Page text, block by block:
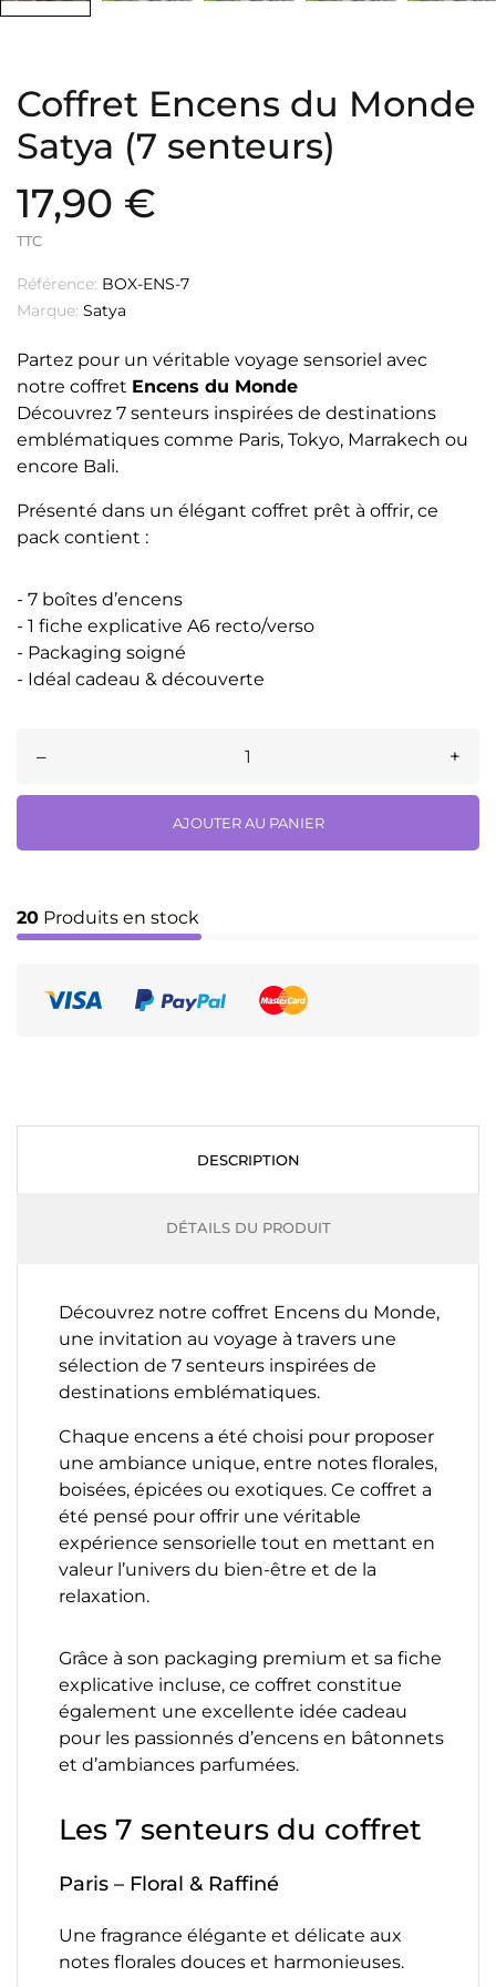
Coffret Encens du Monde
Satya (7 senteurs)
17,90 €
TTC
Référence: BOX-ENS-7
Marque: Satya
Partez pour un véritable voyage sensoriel avec
notre coffret Encens du Monde
Découvrez 7 senteurs inspirées de destinations
emblématiques comme Paris, Tokyo, Marrakech ou
encore Bali.
Présenté dans un élégant coffret prêt à offrir, ce
pack contient :
- 7 boîtes d’encens
- 1 fiche explicative A6 recto/verso
- Packaging soigné
- Idéal cadeau & découverte
– +
AJOUTER AU PANIER
20 Produits en stock
DESCRIPTION
DÉTAILS DU PRODUIT
Découvrez notre coffret Encens du Monde,
une invitation au voyage à travers une
sélection de 7 senteurs inspirées de
destinations emblématiques.
Chaque encens a été choisi pour proposer
une ambiance unique, entre notes florales,
boisées, épicées ou exotiques. Ce coffret a
été pensé pour offrir une véritable
expérience sensorielle tout en mettant en
valeur l’univers du bien-être et de la
relaxation.
Grâce à son packaging premium et sa fiche
explicative incluse, ce coffret constitue
également une excellente idée cadeau
pour les passionnés d’encens en bâtonnets
et d’ambiances parfumées.
Les 7 senteurs du coffret
Paris – Floral & Raffiné
Une fragrance élégante et délicate aux
notes florales douces et harmonieuses.